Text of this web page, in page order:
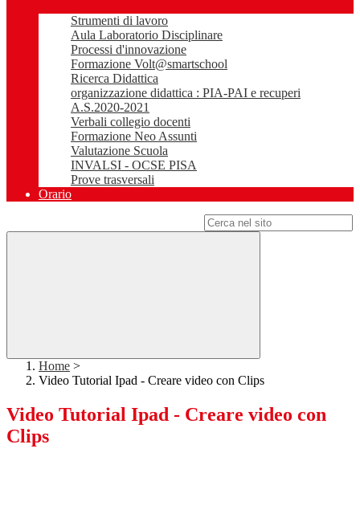
Strumenti di lavoro
Aula Laboratorio Disciplinare
Processi d'innovazione
Formazione Volt@smartschool
Ricerca Didattica
organizzazione didattica : PIA-PAI e recuperi
A.S.2020-2021
Verbali collegio docenti
Formazione Neo Assunti
Valutazione Scuola
INVALSI - OCSE PISA
Prove trasversali
Orario
Home >
Video Tutorial Ipad - Creare video con Clips
Video Tutorial Ipad - Creare video con
Clips